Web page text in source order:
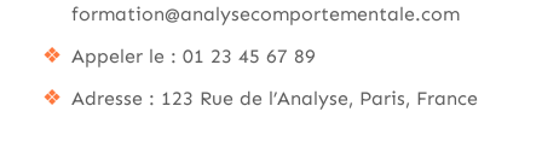
formation@analysecomportementale.com
Appeler le : 01 23 45 67 89
Adresse : 123 Rue de l’Analyse, Paris, France